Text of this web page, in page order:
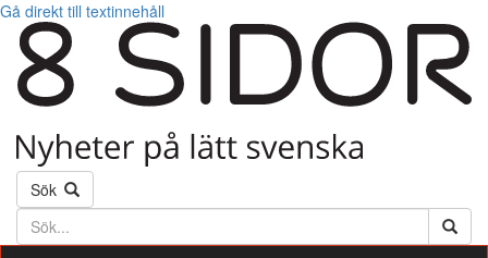
Gå direkt till textinnehåll
Sök
Söktext